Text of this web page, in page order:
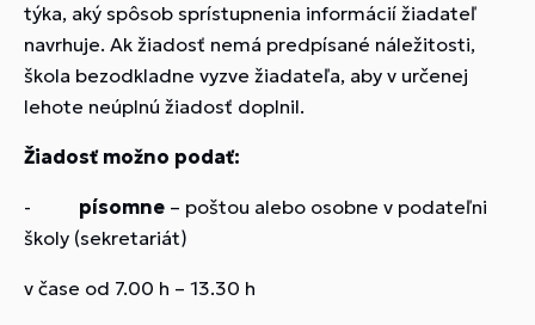
týka, aký spôsob sprístupnenia informácií žiadateľ
navrhuje. Ak žiadosť nemá predpísané náležitosti,
škola bezodkladne vyzve žiadateľa, aby v určenej
lehote neúplnú žiadosť doplnil.
Žiadosť možno podať:
- písomne – poštou alebo osobne v podateľni
školy (sekretariát)
v čase od 7.00 h – 13.30 h